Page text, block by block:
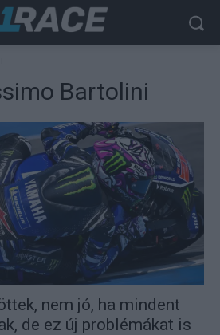
Bartolini
nem jó, ha mindent
de ez új problémákat is